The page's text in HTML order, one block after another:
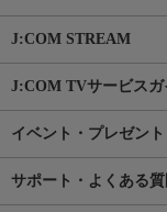
J:COM STREAM
J:COM TVサービスガ
イベント・プレゼント
サポート・よくある質